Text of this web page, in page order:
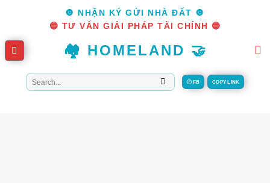
content
🔘 NHẬN KÝ GỬI NHÀ ĐẤT 🔘
🔵 TƯ VẤN GIẢI PHÁP TÀI CHÍNH 🔵
🏘️ HOMELAND 🤝
Tìm
Ⓕ FB COPY LINK